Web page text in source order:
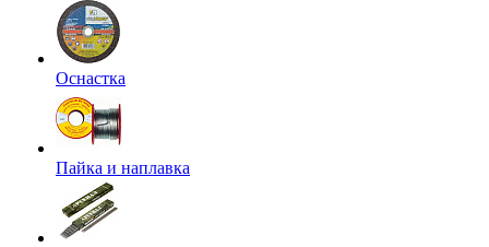
Оснастка
Пайка и наплавка